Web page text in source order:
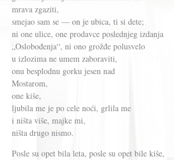
mrava zgaziti,
smejao sam se — on je ubica, ti si dete;
ni one ulice, one prodavce poslednjeg izdanja
„Oslobođenja“, ni ono grožđe polusvelo
u izlozima ne umem zaboraviti,
onu besplodnu gorku jesen nad
Mostarom,
one kiše,
ljubila me je po cele noći, grlila me
i ništa više, majke mi,
ništa drugo nismo.
Posle su opet bila leta, posle su opet bile kiše,